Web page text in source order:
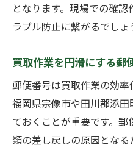
表記ゆれ防止で
ト
ポイント
買取発送で失敗
買取業務でミス
ウ
宗像市田川郡添
となります。現場での確
ラブル防止に繋がるでしょ
買取作業を円滑にする郵
郵便番号は買取作業の効率
福岡県宗像市や田川郡添
ておくことが重要です。
類の差し戻しの原因となる